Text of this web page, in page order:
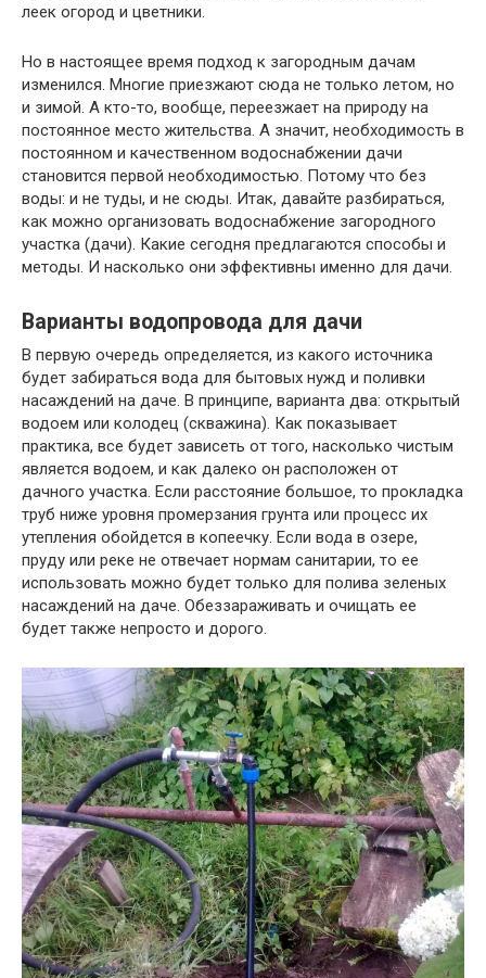
леек огород и цветники.
Но в настоящее время подход к загородным дачам
изменился. Многие приезжают сюда не только летом, но
и зимой. А кто-то, вообще, переезжает на природу на
постоянное место жительства. А значит, необходимость в
постоянном и качественном водоснабжении дачи
становится первой необходимостью. Потому что без
воды: и не туды, и не сюды. Итак, давайте разбираться,
как можно организовать водоснабжение загородного
участка (дачи). Какие сегодня предлагаются способы и
методы. И насколько они эффективны именно для дачи.
Варианты водопровода для дачи
В первую очередь определяется, из какого источника
будет забираться вода для бытовых нужд и поливки
насаждений на даче. В принципе, варианта два: открытый
водоем или колодец (скважина). Как показывает
практика, все будет зависеть от того, насколько чистым
является водоем, и как далеко он расположен от
дачного участка. Если расстояние большое, то прокладка
труб ниже уровня промерзания грунта или процесс их
утепления обойдется в копеечку. Если вода в озере,
пруду или реке не отвечает нормам санитарии, то ее
использовать можно будет только для полива зеленых
насаждений на даче. Обеззараживать и очищать ее
будет также непросто и дорого.